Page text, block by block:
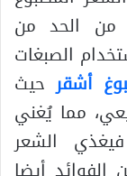
من الحد من
الصبغات
أشقرحيث
مما يُغني
الشعر